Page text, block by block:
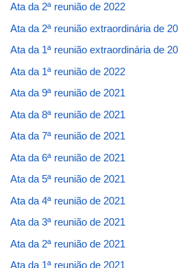
Ata da 2ª reunião de 2022
Ata da 2ª reunião extraordinária de
Ata da 1ª reunião extraordinária de
Ata da 1ª reunião de 2022
Ata da 9ª reunião de 2021
Ata da 8ª reunião de 2021
Ata da 7ª reunião de 2021
Ata da 6ª reunião de 2021
Ata da 5ª reunião de 2021
Ata da 4ª reunião de 2021
Ata da 3ª reunião de 2021
Ata da 2ª reunião de 2021
Ata da 1ª reunião de 2021